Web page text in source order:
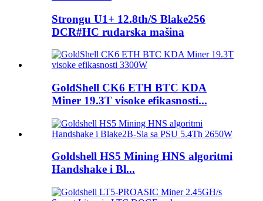
Strongu U1+ 12.8th/S Blake256
DCR#HC rudarska mašina
GoldShell CK6 ETH BTC KDA
Miner 19.3T visoke efikasnosti...
Goldshell HS5 Mining HNS algoritmi
Handshake i Bl...